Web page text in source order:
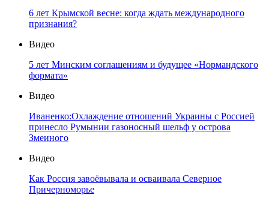
6 лет Крымской весне: когда ждать международного
признания?
Видео
5 лет Минским соглашениям и будущее «Нормандского
формата»
Видео
Иваненко:Охлаждение отношений Украины с Россией
принесло Румынии газоносный шельф у острова
Змеиного
Видео
Как Россия завоёвывала и осваивала Северное
Причерноморье